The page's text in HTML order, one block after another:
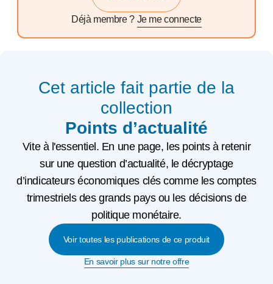
Déjà membre ? Je me connecte
Cet article fait partie de la
collection
Points d’actualité
Vite à l'essentiel. En une page, les points à retenir
sur une question d’actualité, le décryptage
d’indicateurs économiques clés comme les comptes
trimestriels des grands pays ou les décisions de
politique monétaire.
Voir toutes les publications de ce produit
En savoir plus sur notre offre